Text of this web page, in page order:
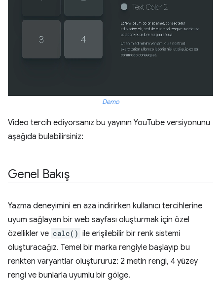
Demo
Video tercih ediyorsanız bu yayının YouTube versiyonunu
aşağıda bulabilirsiniz:
Genel Bakış
Yazma deneyimini en aza indirirken kullanıcı tercihlerine
uyum sağlayan bir web sayfası oluşturmak için özel
özellikler ve calc() ile erişilebilir bir renk sistemi
oluşturacağız. Temel bir marka rengiyle başlayıp bu
renkten varyantlar oluştururuz: 2 metin rengi, 4 yüzey
rengi ve bunlarla uyumlu bir gölge.